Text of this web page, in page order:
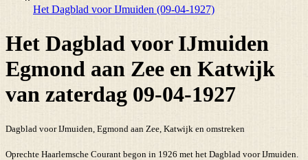
Het Dagblad voor IJmuiden (09-04-1927)
Het Dagblad voor IJmuiden
Egmond aan Zee en Katwijk
van zaterdag 09-04-1927
Dagblad voor IJmuiden, Egmond aan Zee, Katwijk en omstreken
Oprechte Haarlemsche Courant begon in 1926 met het Dagblad voor IJmuiden.